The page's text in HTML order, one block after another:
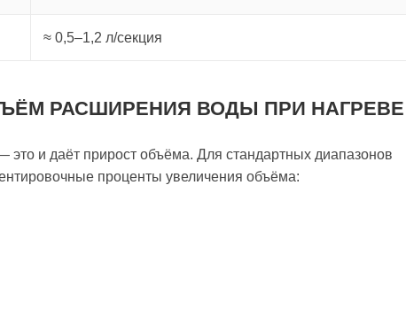
≈ 0,5–1,2 л/секция
РАСШИРЕНИЯ ВОДЫ ПРИ НАГРЕВЕ
это и даёт прирост объёма. Для стандартных диапазонов
проценты увеличения объёма: